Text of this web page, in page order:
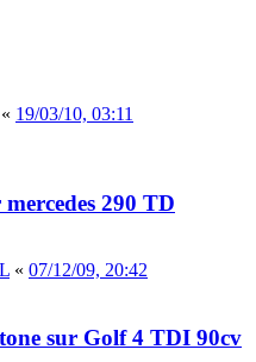
« 19/03/10, 03:11
290 TD
« 07/12/09, 20:42
sur Golf 4 TDI 90cv